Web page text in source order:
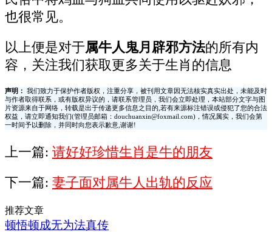
也很常见。
以上便是对于属牛人鬼月辟邪方法的所有内
容，关注我们获取更多关于生肖的信息
声明：
我们致力于保护作者版权，注重分享，被刊用文章因无法核实真实出处，未能及时
与作者取得联系，或有版权异议的，请联系管理员，我们会立即处理，本站部分文字与图
片资源来自于网络，转载是出于传递更多信息之目的,若有来源标注错误或侵犯了您的合法
权益，请立即通知我们(管理员邮箱：douchuanxin@foxmail.com)，情况属实，我们会第
一时间予以删除，并同时向您表示歉意,谢谢!
上一篇: 请好好珍惜生肖是牛的朋友
下一篇: 妻子面对属牛人出轨的反应
推荐文章
顿悟顿成无为法真传